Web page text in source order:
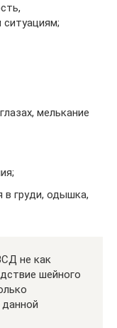
мелькание
в груди, одышка,
не как
шейного
данной